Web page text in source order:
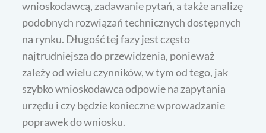
wnioskodawcą, zadawanie pytań, a także analizę
podobnych rozwiązań technicznych dostępnych
na rynku. Długość tej fazy jest często
najtrudniejsza do przewidzenia, ponieważ
zależy od wielu czynników, w tym od tego, jak
szybko wnioskodawca odpowie na zapytania
urzędu i czy będzie konieczne wprowadzanie
poprawek do wniosku.